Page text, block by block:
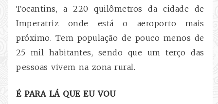
Tocantins, a 220 quilômetros da cidade de
Imperatriz onde está o aeroporto mais
próximo. Tem população de pouco menos de
25 mil habitantes, sendo que um terço das
pessoas vivem na zona rural.
É PARA LÁ QUE EU VOU